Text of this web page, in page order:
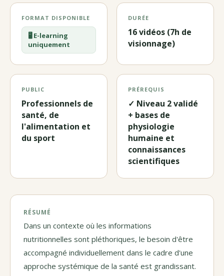
FORMAT DISPONIBLE
🖥️ E-learning
uniquement
DURÉE
16 vidéos (7h de
visionnage)
PUBLIC
Professionnels de
santé, de
l'alimentation et
du sport
PRÉREQUIS
✓ Niveau 2 validé
+ bases de
physiologie
humaine et
connaissances
scientifiques
RÉSUMÉ
Dans un contexte où les informations
nutritionnelles sont pléthoriques, le besoin d'être
accompagné individuellement dans le cadre d'une
approche systémique de la santé est grandissant.